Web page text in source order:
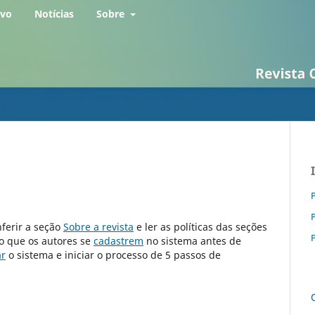
Notícias Sobre
a seção Sobre a revista e ler as políticas das seções
que os autores se cadastrem no sistema antes de
o sistema e iniciar o processo de 5 passos de